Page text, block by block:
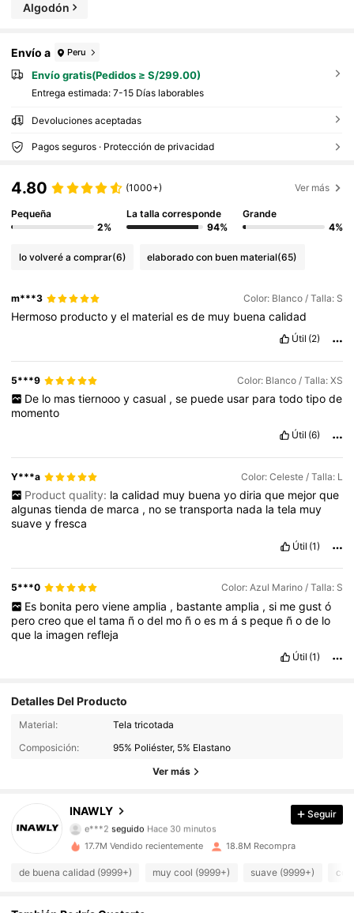
Algodón
Envío a Peru
Envío gratis(Pedidos ≥ S/299.00)
Entrega estimada: 7-15 Días laborables
Devoluciones aceptadas
Pagos seguros · Protección de privacidad
4.80 (1000+) Ver más
Pequeña
2%
La talla corresponde
94%
Grande
4%
lo volveré a comprar(6) elaborado con buen material(65)
m***3 Color: Blanco / Talla: S
Hermoso productoyel materialesde muy buenacalidad
Útil (2)
5***9 Color: Blanco / Talla: XS
De lo mas tiernooo y casual , se puede usar para todo tipo de
momento
Útil (6)
Y***a Color: Celeste / Talla: L
Product quality: la calidad muy buena yo diria que mejor que
algunastiendade marca , nosetransporta nada latela muy
suaveyfresca
Útil (1)
5***0 Color: Azul Marino / Talla: S
Es bonita pero viene amplia , bastante amplia , si me gust ó
perocreoqueeltama ñodel mo ñoes más peque ñode lo
que la imagen refleja
Útil (1)
Detalles Del Producto
Material:
Tela tricotada
Composición:
95% Poliéster, 5% Elastano
Ver más
INAWLY
1.1M Seguidores
1.1M Seguidores
4.87
1.1M Seguidores
4.87 1.1M Seguidores
Seguir
17.7M Vendido recientemente 18.8M Recompra
de buena calidad (9999+) muy cool (9999+) suave (9999+)